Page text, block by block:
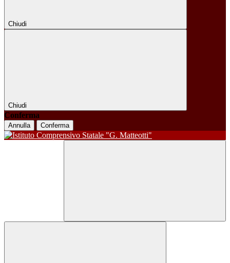
Chiudi
Chiudi
Conferma
Annulla Conferma